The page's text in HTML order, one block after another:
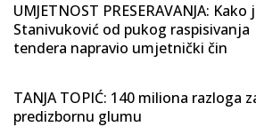
UMJETNOST PRESERAVANJA: Kako
Stanivuković od pukog raspisivanja
tendera napravio umjetnički čin
TANJA TOPIĆ: 140 miliona razloga
predizbornu glumu